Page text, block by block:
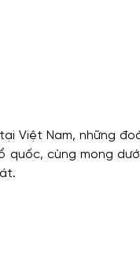
Việt Nam, những
quốc, cùng mong